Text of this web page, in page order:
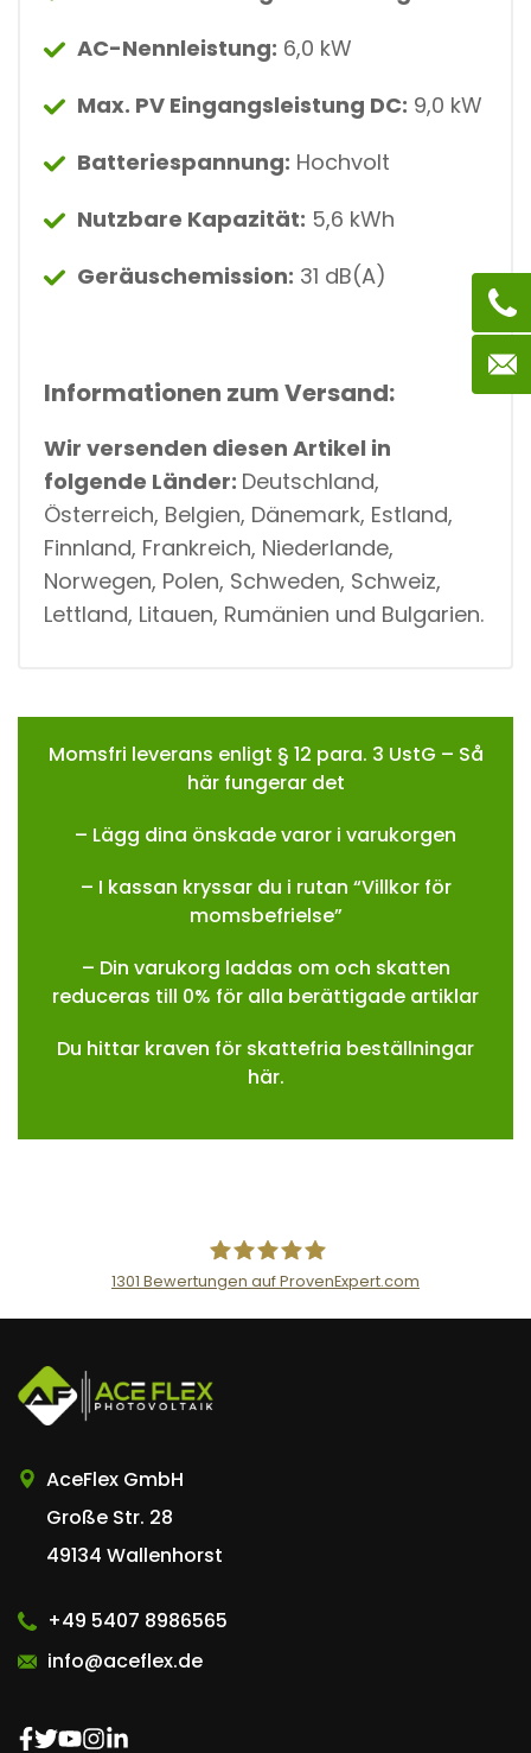
AC-Nennleistung: 6,0 kW
Max. PV Eingangsleistung DC: 9,0 kW
Batteriespannung: Hochvolt
Nutzbare Kapazität: 5,6 kWh
Geräuschemission: 31 dB(A)
Informationen zum Versand:
Wir versenden diesen Artikel in
folgende Länder: Deutschland,
Österreich, Belgien, Dänemark, Estland,
Finnland, Frankreich, Niederlande,
Norwegen, Polen, Schweden, Schweiz,
Lettland, Litauen, Rumänien und Bulgarien.
Momsfri leverans enligt § 12 para. 3 UstG – Så
här fungerar det
– Lägg dina önskade varor i varukorgen
– I kassan kryssar du i rutan “Villkor för
momsbefrielse”
– Din varukorg laddas om och skatten
reduceras till 0% för alla berättigade artiklar
Du hittar kraven för skattefria beställningar
här.
AceFlex GmbH
1301 Bewertungen auf ProvenExpert.com
AceFlex GmbH
Große Str. 28
49134 Wallenhorst
+49 5407 8986565
info@aceflex.de